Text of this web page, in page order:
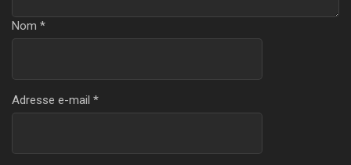
Nom *
Adresse e-mail *